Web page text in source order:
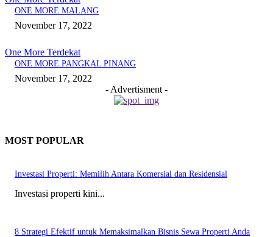
ONE MORE MALANG
November 17, 2022
One More Terdekat
ONE MORE PANGKAL PINANG
November 17, 2022
- Advertisment -
MOST POPULAR
Investasi Properti: Memilih Antara Komersial dan Residensial
Investasi properti kini...
8 Strategi Efektif untuk Memaksimalkan Bisnis Sewa Properti Anda